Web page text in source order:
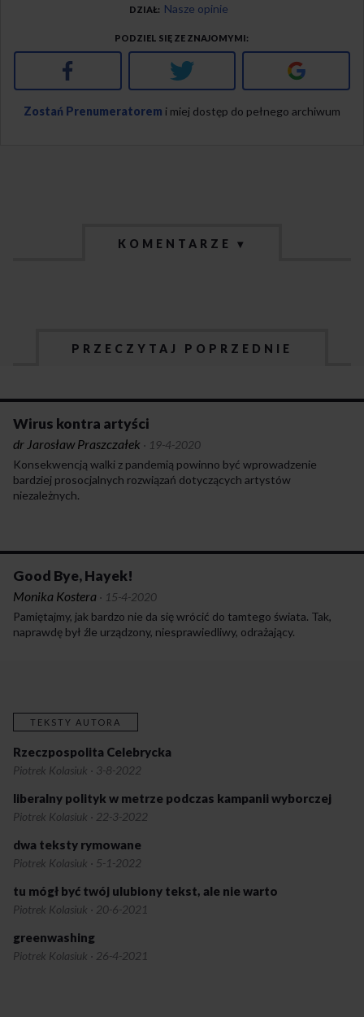
DZIAŁ Nasze opinie
PODZIEL SIĘ ZE ZNAJOMYMI
Facebook Twitter Google+
Zostań Prenumeratorem i miej dostęp do pełnego archiwum
KOMENTARZE ▾
PRZECZYTAJ POPRZEDNIE
Wirus kontra artyści
dr Jarosław Praszczałek · 19-4-2020
Konsekwencją walki z pandemią powinno być wprowadzenie
bardziej prosocjalnych rozwiązań dotyczących artystów
niezależnych.
Good Bye, Hayek!
Monika Kostera · 15-4-2020
Pamiętajmy, jak bardzo nie da się wrócić do tamtego świata. Tak,
naprawdę był źle urządzony, niesprawiedliwy, odrażający.
TEKSTY AUTORA
Rzeczpospolita Celebrycka
Piotrek Kolasiuk · 3-8-2022
liberalny polityk w metrze podczas kampanii wyborczej
Piotrek Kolasiuk · 22-3-2022
dwa teksty rymowane
Piotrek Kolasiuk · 5-1-2022
tu mógł być twój ulubiony tekst, ale nie warto
Piotrek Kolasiuk · 20-6-2021
greenwashing
Piotrek Kolasiuk · 26-4-2021